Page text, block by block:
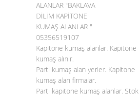
ALANLAR "BAKLAVA
DİLİM KAPİTONE
KUMAŞ ALANLAR "
05356519107
Kapitone kumaş alanlar. Kapitone
kumaş alınır.
Parti kumaş alan yerler. Kapitone
kumaş alan firmalar.
Parti kapitone kumaş alanlar. Stok